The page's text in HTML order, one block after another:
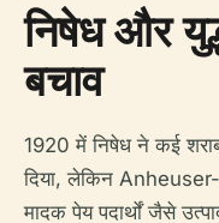
निषेध और
बचाव
1920 में निषेध ने कई
दिया, लेकिन
मादक पेय पदार्थों जैसे